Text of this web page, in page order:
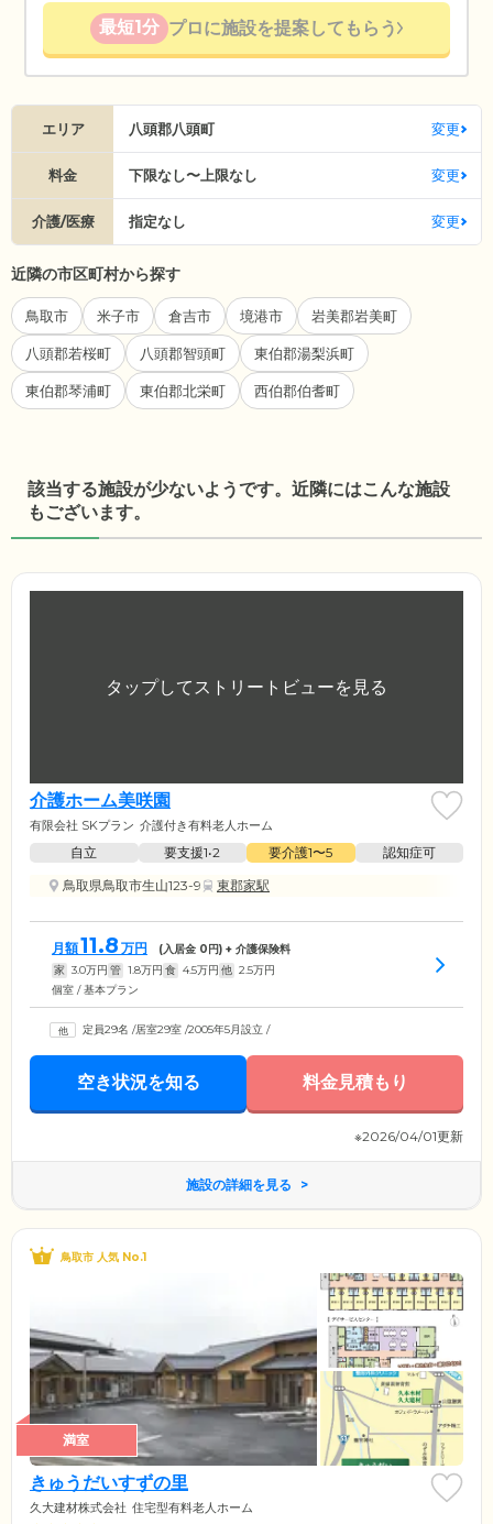
最短1分 プロに施設を提案してもらう
エリア 八頭郡八頭町 変更
料金 下限なし〜上限なし 変更
介護/医療 指定なし 変更
近隣の市区町村から探す
鳥取市 米子市 倉吉市 境港市 岩美郡岩美町
八頭郡若桜町 八頭郡智頭町 東伯郡湯梨浜町
東伯郡琴浦町 東伯郡北栄町 西伯郡伯耆町
該当する施設が少ないようです。近隣にはこんな施設
もございます。
介護ホーム美咲園
有限会社 SKプラン 介護付き有料老人ホーム
自立 要支援1•2 要介護1〜5
認知症可
鳥取県鳥取市生山123-9
東郡家駅
月額11.8 万円 (入居金 0円) + 介護保険料
家 3.0万円 管 1.8万円 食 4.5万円 他 2.5万円
個室 / 基本プラン
定員29名 /居室29室 /2005年5月設立 /
空き状況を知る 料金見積もり
※2026/04/01更新
施設の詳細を見る
鳥取市 人気 No.1
満室
きゅうだいすずの里
久大建材株式会社 住宅型有料老人ホーム